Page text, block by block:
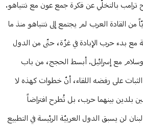
ترامب بالتخلّي عن فكرة جمع عون مع نتنياهو.
من القادة العرب لم يجتمع إلى نتنياهو منذ ما
مع بدء حرب الإبادة في غزّة، حتّى من الدول
وسلام مع إسرائيل. أبسط الحجج، من باب
على رفضه اللقاء، أنّ خطوات كهذه لا
بينهما حرب، بل تُطرح افتراضاً
لن يسبق الدول العربيّة الرئيسة في التطبيع